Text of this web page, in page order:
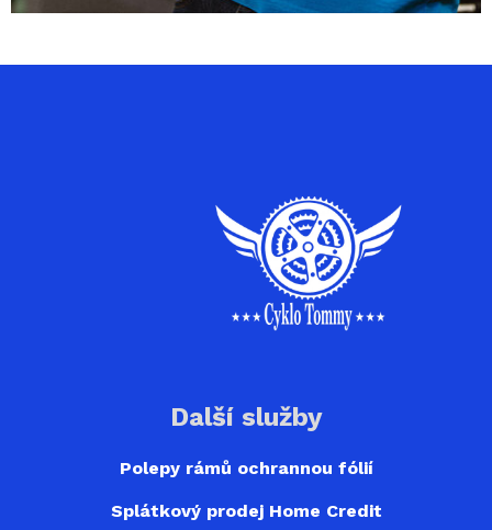
Další služby
Polepy rámů ochrannou fólií
Splátkový prodej Home Credit